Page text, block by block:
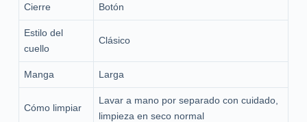
Cierre Botón
Estilo del
cuello
Clásico
Manga Larga
Cómo limpiar
Lavar a mano por separado con cuidado,
limpieza en seco normal